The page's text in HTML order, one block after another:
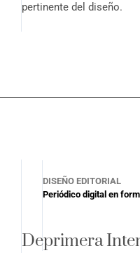
pertinente del diseño.
DISEÑO EDITORIAL
Periódico digital en
Deprimera